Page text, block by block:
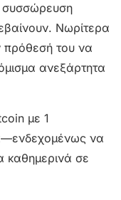
συσσώρευση
Νωρίτερα
πρόθεσή του να
ανεξάρτητα
με 1
να
καθημερινά σε